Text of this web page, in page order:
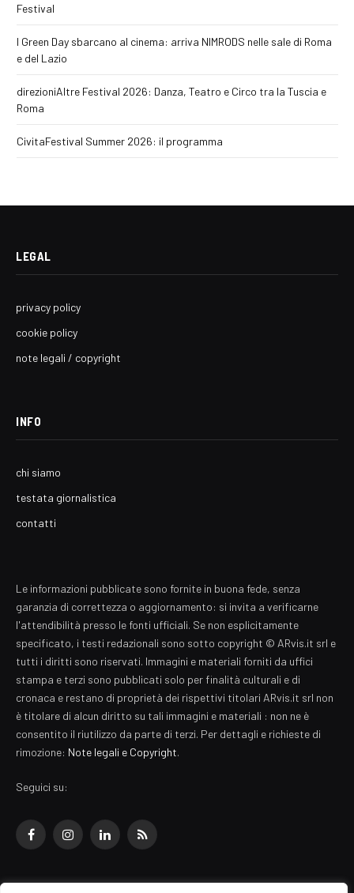
Festival
I Green Day sbarcano al cinema: arriva NIMRODS nelle sale di Roma
e del Lazio
direzioniAltre Festival 2026: Danza, Teatro e Circo tra la Tuscia e
Roma
CivitaFestival Summer 2026: il programma
LEGAL
privacy policy
cookie policy
note legali / copyright
INFO
chi siamo
testata giornalistica
contatti
Le informazioni pubblicate sono fornite in buona fede, senza
garanzia di correttezza o aggiornamento: si invita a verificarne
l'attendibilità presso le fonti ufficiali. Se non esplicitamente
specificato, i testi redazionali sono sotto copyright © ARvis.it srl e
tutti i diritti sono riservati. Immagini e materiali forniti da uffici
stampa e terzi sono pubblicati solo per finalità culturali e di
cronaca e restano di proprietà dei rispettivi titolari ARvis.it srl non
è titolare di alcun diritto su tali immagini e materiali : non ne è
consentito il riutilizzo da parte di terzi. Per dettagli e richieste di
rimozione: Note legali e Copyright.
Seguici su:
FacebookInstagramLinkedInRSS